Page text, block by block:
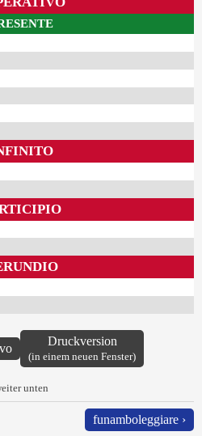
Druckversion
(in einem neuen Fenster)
unten
funamboleggiare ›